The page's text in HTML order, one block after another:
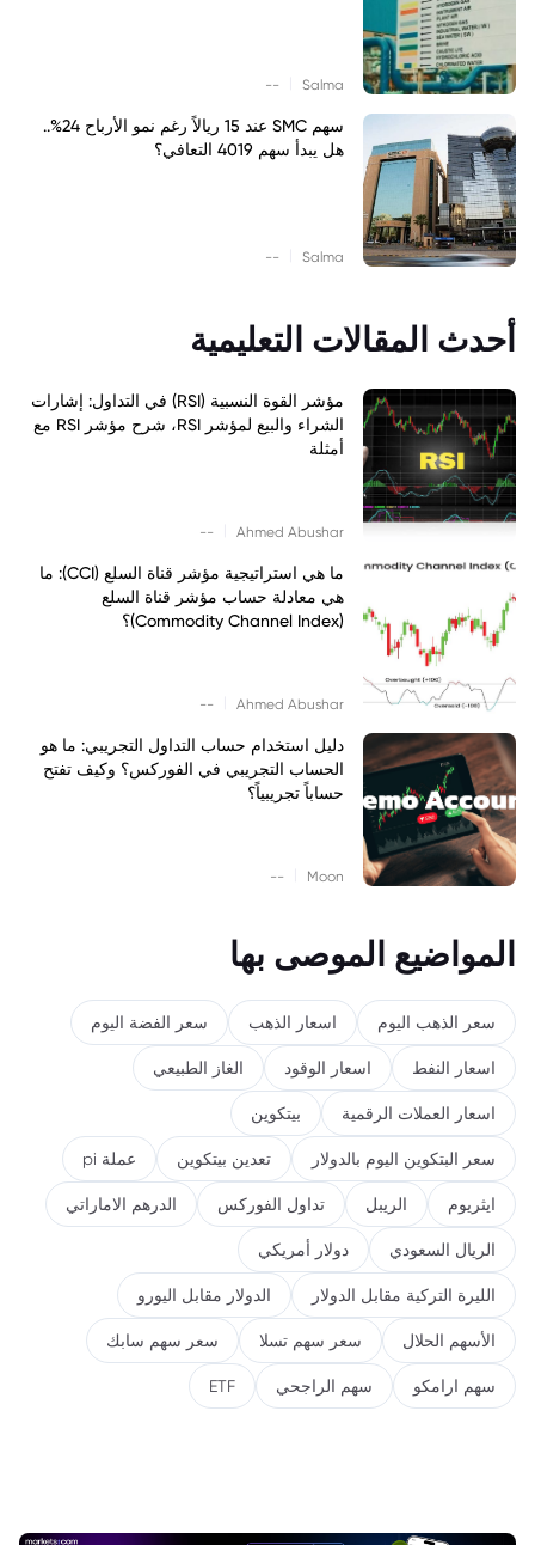
Salma
--
سهم SMC عند 15 ريالاً رغم نمو الأرباح 24%..
هل يبدأ سهم 4019 التعافي؟
Salma
--
أحدث المقالات التعليمية
مؤشر القوة النسبية (RSI) في التداول: إشارات
الشراء والبيع لمؤشر RSI، شرح مؤشر RSI مع
أمثلة
Ahmed Abushar
--
ما هي استراتيجية مؤشر قناة السلع (CCI): ما
هي معادلة حساب مؤشر قناة السلع
(Commodity Channel Index)؟
Ahmed Abushar
--
دليل استخدام حساب التداول التجريبي: ما هو
الحساب التجريبي في الفوركس؟ وكيف تفتح
حساباً تجريبياً؟
Moon
--
المواضيع الموصى بها
سعر الذهب اليوم اسعار الذهب سعر الفضة اليوم
اسعار النفط اسعار الوقود الغاز الطبيعي
اسعار العملات الرقمية بيتكوين
سعر البتكوين اليوم بالدولار تعدين بيتكوين عملة pi
ايثريوم الريبل تداول الفوركس الدرهم الاماراتي
الريال السعودي دولار أمريكي
الليرة التركية مقابل الدولار الدولار مقابل اليورو
الأسهم الحلال سعر سهم تسلا سعر سهم سابك
سهم ارامكو سهم الراجحي ETF